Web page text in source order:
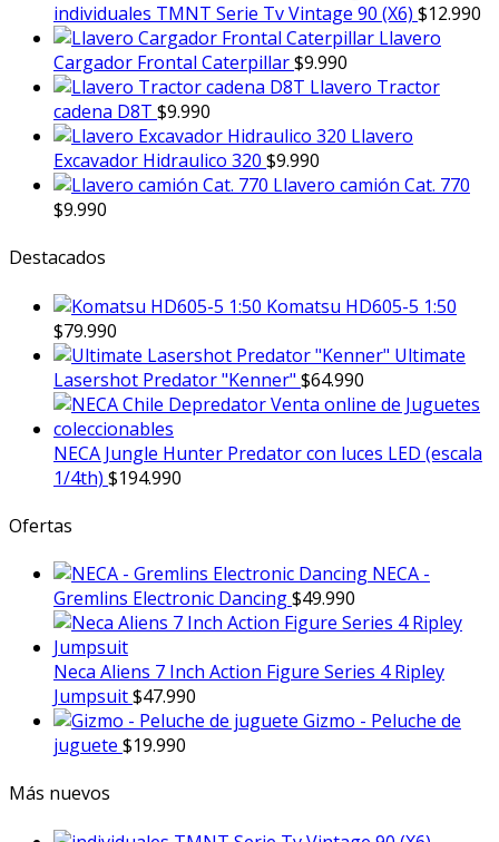
individuales TMNT Serie Tv Vintage 90 (X6) $12.990
Llavero
Cargador Frontal Caterpillar$9.990
Llavero Tractor
cadena D8T $9.990
Llavero
Excavador Hidraulico 320 $9.990
Llavero camión Cat. 770
$9.990
Destacados
Komatsu HD605-5 1:50
$79.990
Ultimate
Lasershot Predator "Kenner" $64.990
NECA Jungle Hunter Predator con luces LED (escala
1/4th) $194.990
Ofertas
NECA -
Gremlins Electronic Dancing$49.990
Neca Aliens 7 Inch Action Figure Series 4 Ripley
Jumpsuit$47.990
Gizmo - Peluche de
juguete $19.990
Más nuevos